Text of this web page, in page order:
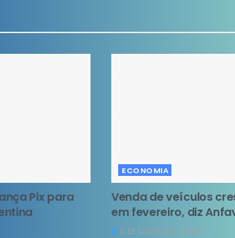
Pix para
ECONOMIA
Venda de veículos
em fevereiro, diz
6 DE MARÇO DE 2026